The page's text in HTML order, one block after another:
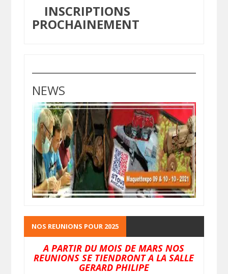
INSCRIPTIONS
PROCHAINEMENT
NEWS
NOS REUNIONS POUR 2025
A PARTIR DU MOIS DE MARS NOS
REUNIONS SE TIENDRONT A LA SALLE
GERARD PHILIPE